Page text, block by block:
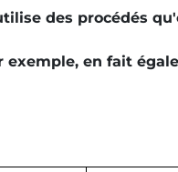
des procédés
en fait